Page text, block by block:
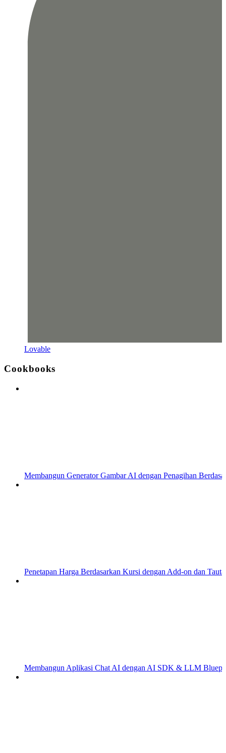
Lovable
Cookbooks
Membangun Generator Gambar AI dengan Penagihan
Penetapan Harga Berdasarkan Kursi dengan Add-on dan
Membangun Aplikasi Chat AI dengan AI SDK & LLM